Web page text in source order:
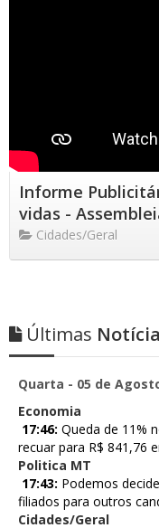
Informe
vidas -
Cidades/Geral
Últimas
Quarta - 05 de
Economia
17:46: Queda de 11%
recuar para R$ 841,76
Politica MT
17:43: Podemos
filiados para outros
Cidades/Geral